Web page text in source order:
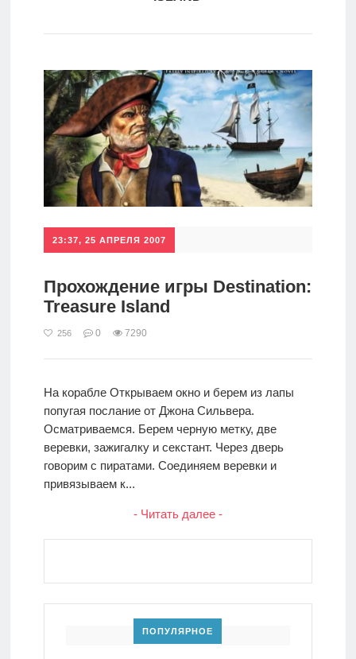
Культовые
игры
23:37, 25 АПРЕЛЯ 2007
Прохождение игры Destination:
Treasure Island
256 0 7290
На корабле Открываем окно и берем из лапы
попугая послание от Джона Сильвера.
Осматриваемся. Берем черную метку, две
веревки, зажигалку и секстант. Через дверь
говорим с пиратами. Соединяем веревки и
привязываем к...
- Читать далее -
ПОПУЛЯРНОЕ